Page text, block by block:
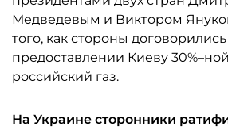
Медведевым и Виктором
того, как стороны
предоставлении Киеву
российский газ.
На Украине сторонники